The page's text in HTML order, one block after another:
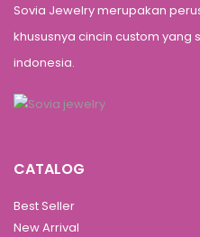
Sovia Jewelry merupakan
khususnya cincin custom yang
indonesia.
CATALOG
Best Seller
New Arrival